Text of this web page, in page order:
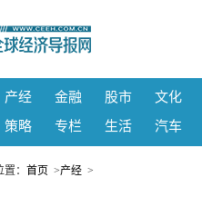
产经 金融 股市 文化
策略 专栏 生活 汽车
： 首页 >产经 >